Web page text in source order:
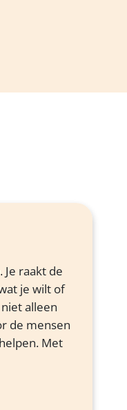
Je raakt de
je wilt of
alleen
de mensen
Met